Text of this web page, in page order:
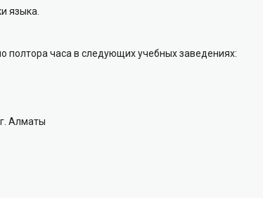
языка.
полтора часа в следующих учебных заведениях:
Алматы